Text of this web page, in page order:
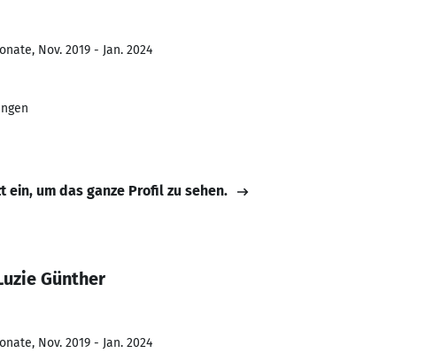
Nov. 2019 - Jan. 2024
ein, um das ganze Profil zu sehen.
Günther
Nov. 2019 - Jan. 2024